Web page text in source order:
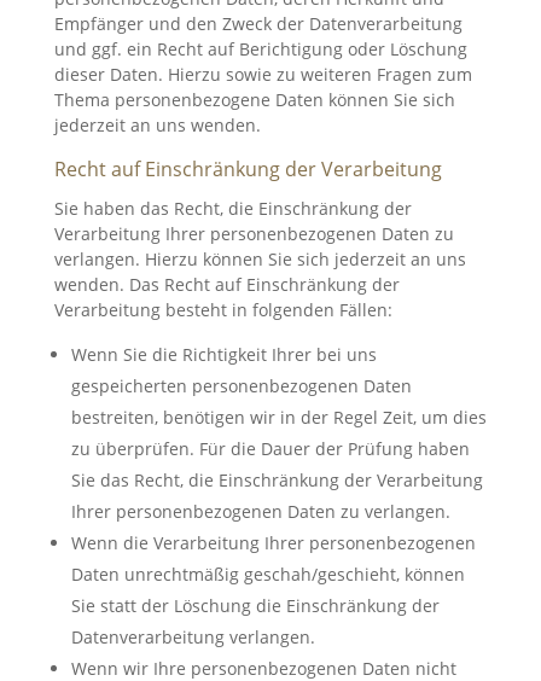
Empfänger und den Zweck der Datenverarbeitung
und ggf. ein Recht auf Berichtigung oder Löschung
dieser Daten. Hierzu sowie zu weiteren Fragen zum
Thema personenbezogene Daten können Sie sich
jederzeit an uns wenden.
Recht auf Einschränkung der Verarbeitung
Sie haben das Recht, die Einschränkung der
Verarbeitung Ihrer personenbezogenen Daten zu
verlangen. Hierzu können Sie sich jederzeit an uns
wenden. Das Recht auf Einschränkung der
Verarbeitung besteht in folgenden Fällen:
Wenn Sie die Richtigkeit Ihrer bei uns
gespeicherten personenbezogenen Daten
bestreiten, benötigen wir in der Regel Zeit, um dies
zu überprüfen. Für die Dauer der Prüfung haben
Sie das Recht, die Einschränkung der Verarbeitung
Ihrer personenbezogenen Daten zu verlangen.
Wenn die Verarbeitung Ihrer personenbezogenen
Daten unrechtmäßig geschah/geschieht, können
Sie statt der Löschung die Einschränkung der
Datenverarbeitung verlangen.
Wenn wir Ihre personenbezogenen Daten nicht